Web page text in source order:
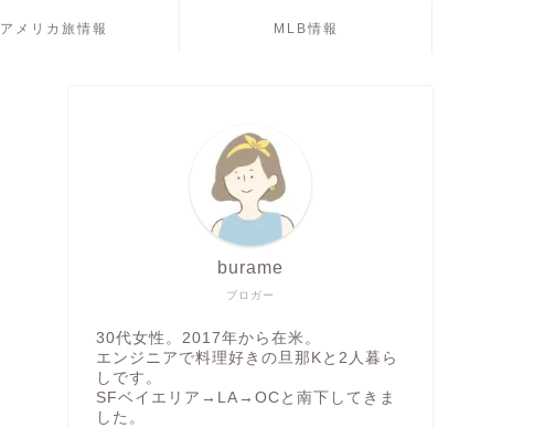
アメリカ旅情報 MLB情報
ブロガー
burame
30代女性。2017年から在米。
エンジニアで料理好きの旦那Kと2人暮ら
しです。
SFベイエリア→LA→OCと南下してきま
した。